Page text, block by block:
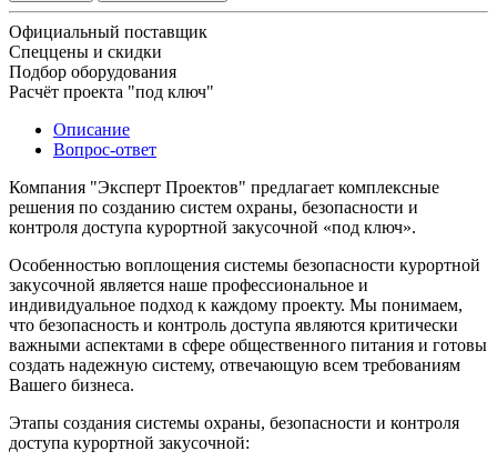
Официальный поставщик
Спеццены и скидки
Подбор оборудования
Расчёт проекта "под ключ"
Описание
Вопрос-ответ
Компания "Эксперт Проектов" предлагает комплексные
решения по созданию систем охраны, безопасности и
контроля доступа курортной закусочной «под ключ».
Особенностью воплощения системы безопасности курортной
закусочной является наше профессиональное и
индивидуальное подход к каждому проекту. Мы понимаем,
что безопасность и контроль доступа являются критически
важными аспектами в сфере общественного питания и готовы
создать надежную систему, отвечающую всем требованиям
Вашего бизнеса.
Этапы создания системы охраны, безопасности и контроля
доступа курортной закусочной: